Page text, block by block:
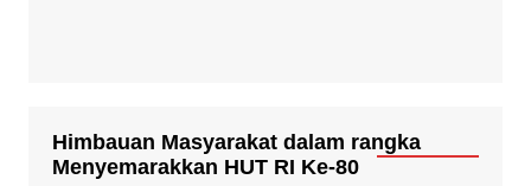
Himbauan Masyarakat dalam rangka
Menyemarakkan HUT RI Ke-80